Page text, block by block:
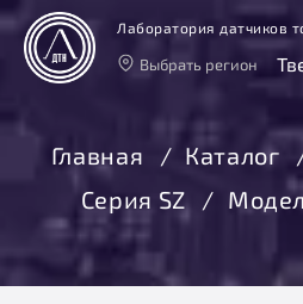
Лаборатория датчиков
Выбрать регион
Москва
Санкт-Петербург
Екатеринбург
Новосибирск
Главная Каталог
Серия SZ